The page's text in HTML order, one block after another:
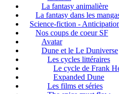
La fantasy animalière
La fantasy dans les
Science-fiction -
Nos coups de coeur SF
Avatar
Dune et le Le Duniverse
Les cycles littéraires
Le cycle de Frank
Expanded Dune
Les films et séries